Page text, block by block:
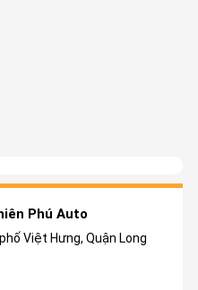
Phú Auto
Việt Hưng, Quận Long